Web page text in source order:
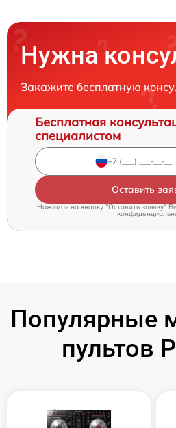
Нужна
Закажите бесплатную
Бесплатная
специалистом
Оставить
Нажимая на кнопку "Оставить заявку"
Популярные
пультов